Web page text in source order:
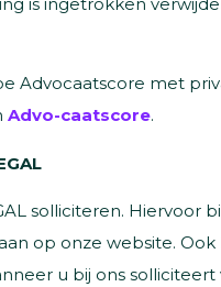
Advocaatscore met
Advo-caatscore.
solliciteren. Hiervoor
op onze website.
u bij ons